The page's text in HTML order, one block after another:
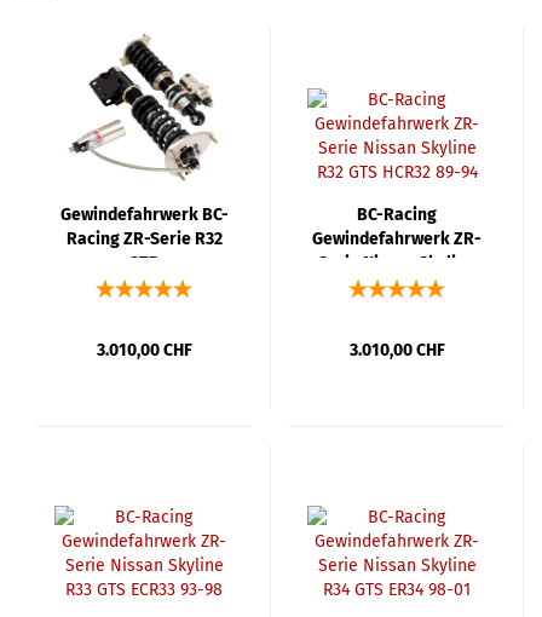
Gewindefahrwerk BC-
Racing ZR-Serie R32
GTR
3.010,00 CHF
BC-Racing
Gewindefahrwerk ZR-
Serie Nissan Skyline
R32 GTS HCR32 89-94
3.010,00 CHF